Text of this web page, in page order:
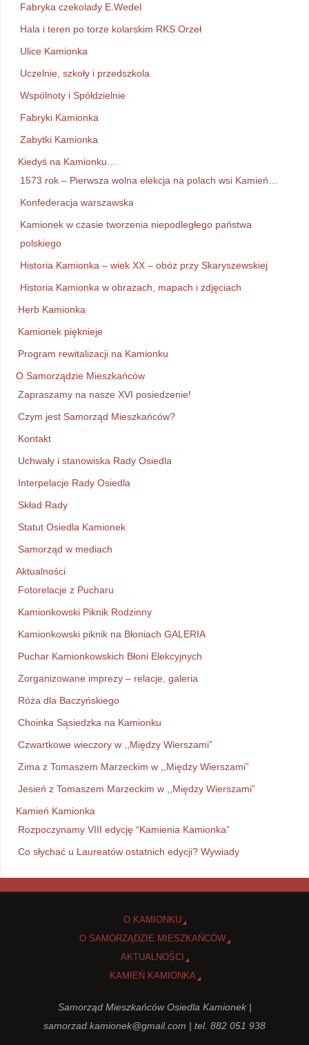
Fabryka czekolady E.Wedel
Hala i teren po torze kolarskim RKS Orzeł
Ulice Kamionka
Uczelnie, szkoły i przedszkola
Wspólnoty i Spółdzielnie
Fabryki Kamionka
Zabytki Kamionka
Kiedyś na Kamionku…
1573 rok – Pierwsza wolna elekcja na polach wsi Kamień…
Konfederacja warszawska
Kamionek w czasie tworzenia niepodległego państwa
polskiego
Historia Kamionka – wiek XX – obóz przy Skaryszewskiej
Historia Kamionka w obrazach, mapach i zdjęciach
Herb Kamionka
Kamionek pięknieje
Program rewitalizacji na Kamionku
O Samorządzie Mieszkańców
Zapraszamy na nasze XVI posiedzenie!
Czym jest Samorząd Mieszkańców?
Kontakt
Uchwały i stanowiska Rady Osiedla
Interpelacje Rady Osiedla
Skład Rady
Statut Osiedla Kamionek
Samorząd w mediach
Aktualności
Fotorelacje z Pucharu
Kamionkowski Piknik Rodzinny
Kamionkowski piknik na Błoniach GALERIA
Puchar Kamionkowskich Błoni Elekcyjnych
Zorganizowane imprezy – relacje, galeria
Róża dla Baczyńskiego
Choinka Sąsiedzka na Kamionku
Czwartkowe wieczory w ,,Między Wierszami”
Zima z Tomaszem Marzeckim w ,,Między Wierszami”
Jesień z Tomaszem Marzeckim w ,,Między Wierszami”
Kamień Kamionka
Rozpoczynamy VIII edycję “Kamienia Kamionka”
Co słychać u Laureatów ostatnich edycji? Wywiady
O KAMIONKU
O SAMORZĄDZIE MIESZKAŃCÓW
AKTUALNOŚCI
KAMIEŃ KAMIONKA
Samorząd Mieszkańców Osiedla Kamionek |
samorzad.kamionek@gmail.com | tel. 882 051 938